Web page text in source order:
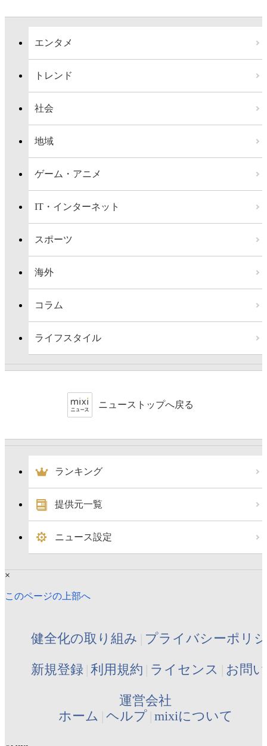
エンタメ
トレンド
社会
地域
ゲーム・アニメ
IT・インターネット
スポーツ
海外
コラム
ライフスタイル
ニューストップへ戻る
ランキング
提供元一覧
ニュース設定
×
このページの上部へ
健全化の取り組み プライバシーポリ
新規登録 利用規約 ライセンス お問
運営会社
ホーム ヘルプ mixiについて